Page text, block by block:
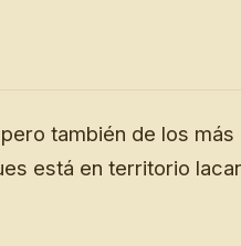
también de los
está en territorio